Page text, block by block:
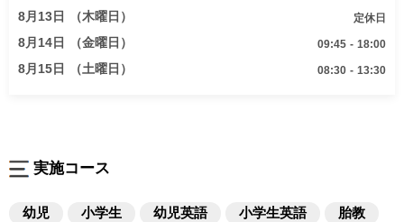
8月13日 （木曜日） 定休日
8月14日 （金曜日） 09:45 - 18:00
8月15日 （土曜日） 08:30 - 13:30
実施コース
幼児 小学生 幼児英語 小学生英語
胎教